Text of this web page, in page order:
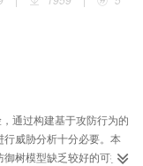
过分析组件间的调用关
私外传组件之间是否存
功能组件所有逻辑路径
锁样例来检测误判性。测
有的界面劫持攻击行为，
Andrubis、VirusTotal、
线检测、网秦安全）则不
通过构建基于攻防行为的
威胁分析十分必要。本
树模型缺乏较好的可扩